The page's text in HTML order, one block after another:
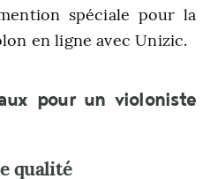
spéciale pour la
en ligne avec Unizic.
pour un violoniste
qualité